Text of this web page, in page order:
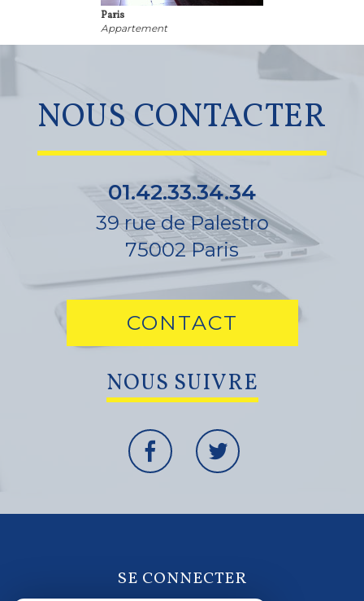
Paris
Appartement
NOUS CONTACTER
01.42.33.34.34
39 rue de Palestro
75002 Paris
CONTACT
NOUS SUIVRE
SE CONNECTER